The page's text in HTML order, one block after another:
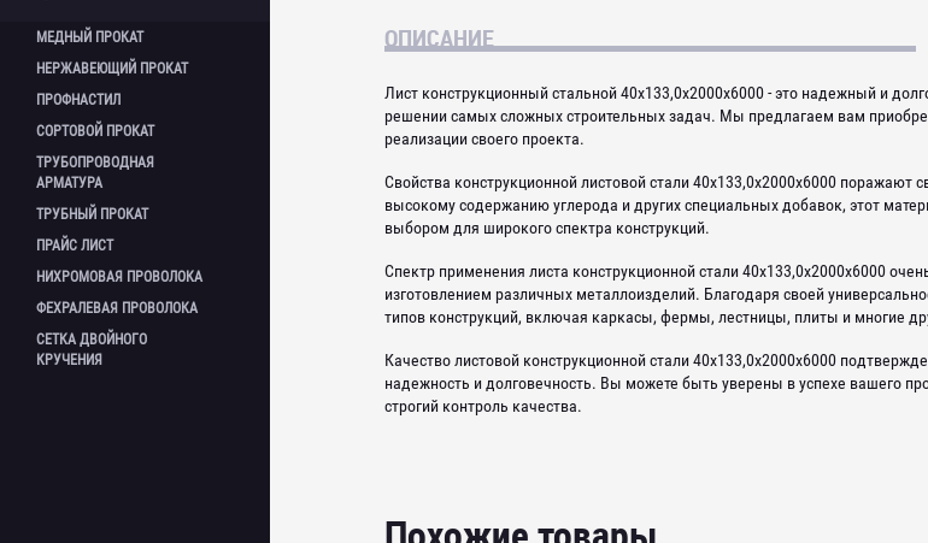
Лента медная
Лист медный
Проволока медная
Труба медная
МЕДНЫЙ ПРОКАТ
Квадрат нержавеющий
Лист нержавеющий
Полоса нержавеющая
Проволока нержавеющая
Сетка нержавеющая
Труба нержавеющая
Труба профильная
нержавеющая
Уголок нержавеющий
НЕРЖАВЕЮЩИЙ ПРОКАТ
Профнастил окрашенный
ПРОФНАСТИЛ
Арматура
Квадрат стальной
Лента стальная
Полоса стальная
Сетка
Шестигранник стальной
СОРТОВОЙ ПРОКАТ
Фланцы нержавеющие
Фланцевые заглушки
Шаровой кран
Отводы нержавеющие
ТРУБОПРОВОДНАЯ
АРМАТУРА
Трубы бесшовные х/д
Трубы электросварные
Трубы профильные
Трубы водогазопроводные ВГП
ТРУБНЫЙ ПРОКАТ
ПРАЙС ЛИСТ
НИХРОМОВАЯ ПРОВОЛОКА
ФЕХРАЛЕВАЯ ПРОВОЛОКА
СЕТКА ДВОЙНОГО
КРУЧЕНИЯ
ОПИСАНИЕ
Лист конструкционный стальной 40х133,0х2000х6000 - это надежный и
решении самых сложных строительных задач. Мы предлагаем вам
реализации своего проекта.
Свойства конструкционной листовой стали 40х133,0х2000х6000
высокому содержанию углерода и других специальных добавок, этот
выбором для широкого спектра конструкций.
Спектр применения листа конструкционной стали 40х133,0х2000х6000
изготовлением различных металлоизделий. Благодаря своей
типов конструкций, включая каркасы, фермы, лестницы, плиты и многие
Качество листовой конструкционной стали 40х133,0х2000х6000
надежность и долговечность. Вы можете быть уверены в успехе вашего
строгий контроль качества.